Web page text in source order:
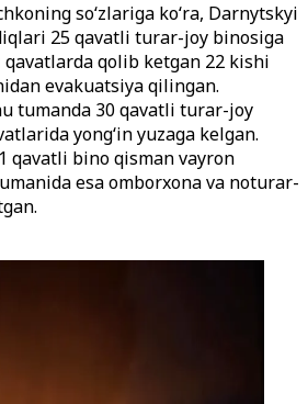
so‘zlariga ko‘ra, Darnytskyi
25 qavatli turar-joy binosiga
qolib ketgan 22 kishi
evakuatsiya qilingan.
tumanda 30 qavatli turar-joy
yong‘in yuzaga kelgan.
qavatli bino qisman vayron
esa omborxona va noturar-